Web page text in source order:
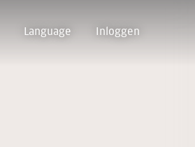
Language Inloggen